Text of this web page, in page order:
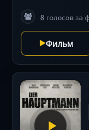
Расследование
(Алан Рикман),
мишенью.
путешествие в
искусством и
пропитан
бестселлере
8 голосов
Фильм